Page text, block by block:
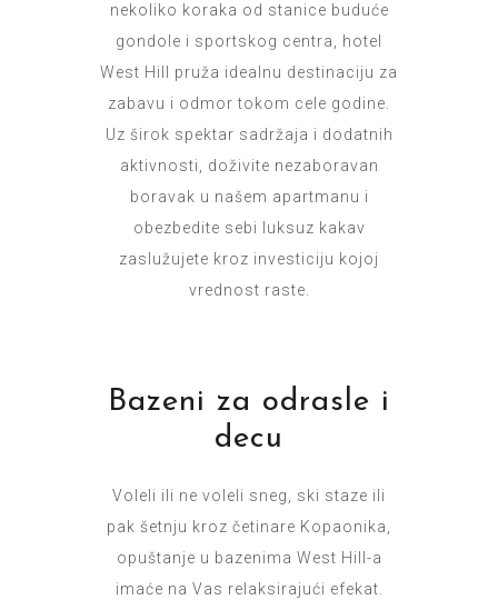
nekoliko koraka od stanice buduće
gondole i sportskog centra, hotel
West Hill pruža idealnu destinaciju za
zabavu i odmor tokom cele godine.
Uz širok spektar sadržaja i dodatnih
aktivnosti, doživite nezaboravan
boravak u našem apartmanu i
obezbedite sebi luksuz kakav
zaslužujete kroz investiciju kojoj
vrednost raste.
Bazeni za odrasle i
decu
Voleli ili ne voleli sneg, ski staze ili
pak šetnju kroz četinare Kopaonika,
opuštanje u bazenima West Hill-a
imaće na Vas relaksirajući efekat.